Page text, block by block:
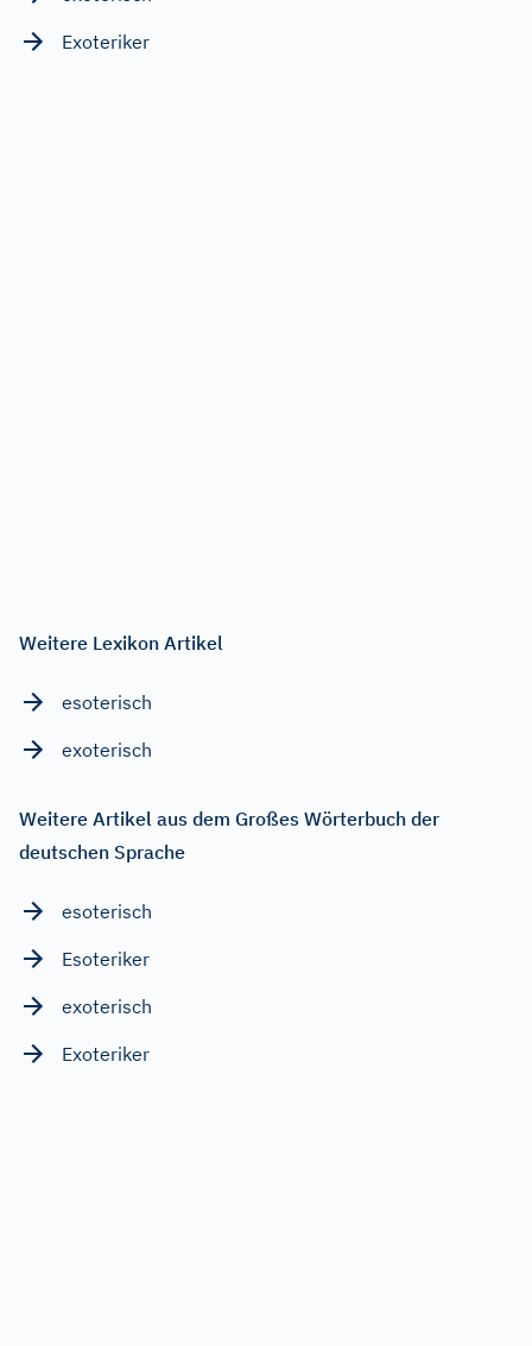
Exoteriker
Weitere Lexikon Artikel
esoterisch
exoterisch
Weitere Artikel aus dem Großes Wörterbuch der
deutschen Sprache
esoterisch
Esoteriker
exoterisch
Exoteriker